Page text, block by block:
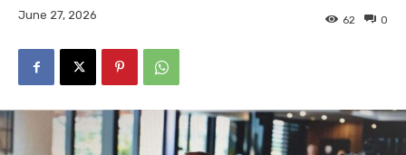
June 27, 2026 0
62